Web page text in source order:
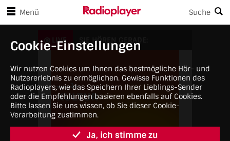
Cookie-Einstellungen
Wir nutzen Cookies um Ihnen das bestmögliche Hör- und
Nutzererlebnis zu ermöglichen. Gewisse Funktionen des
Radioplayers, wie das Speichern Ihrer Lieblings-Sender
oder die Empfehlungen basieren ebenfalls auf Cookies.
Bitte lassen Sie uns wissen, ob Sie dieser Cookie-
Verarbeitung zustimmen.
Ja, ich stimme zu
Zum Hauptinhalt springen
Player-Steuerungen springen
Menü Suche
MDR KULTUR Livestream
LIVE SIE HÖREN GERADE: